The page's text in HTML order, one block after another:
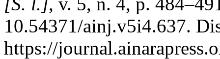
10.54371/ainj.v5i4.637.
https://